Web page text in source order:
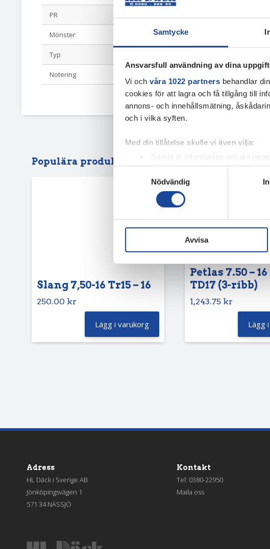
Samtycke
Ansvarsfull användning av dina
Vi och våra 1022 partners behandlar
cookies för att lagra och få tillgång till
annons- och innehållsmätning,
och i vilka syften.
Med din tillåtelse skulle vi även vilja:
Samla in information om din
Identifiera din enhet genom att
Ta reda på mer om hur dina personliga
eller dra tillbaka ditt samtycke när som
Vi använder enhetsidentifierare för att
sociala medier och analysera vår trafik.
till de sociala medier och annons- och
Nödvändig
Avvisa
PR
Mönster 3 ribb
Typ
Notering
Populära produkter
Slang 7,50-16 Tr15 – 16
250.00 kr
Lägg i varukorg
Petlas 7.50 –
TD17 (3-ribb)
1,243.75 kr
Lägg
Adress
HL Däck i Sverige AB
Jönköpingsvägen 1
571 34 NÄSSJÖ
Kontakt
Tel: 0380-22950
Maila oss